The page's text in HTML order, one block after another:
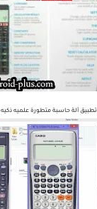
تطبيق آلة حاسبة متطورة علميه ذكيه